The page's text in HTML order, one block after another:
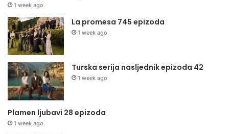
1 week ago
La promesa 745 epizoda
1 week ago
Turska serija nasljednik epizoda 42
1 week ago
Plamen ljubavi 28 epizoda
1 week ago